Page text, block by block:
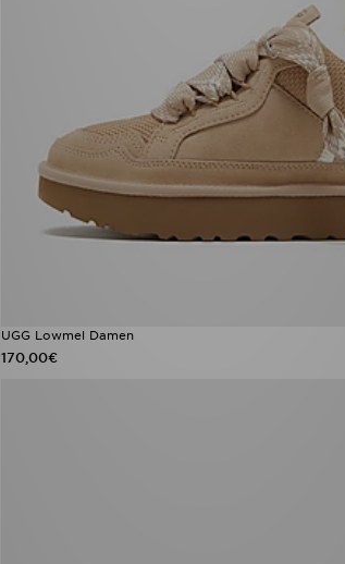
UGG Lowmel Damen
170,00€